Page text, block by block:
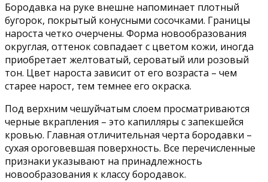
Бородавка на руке внешне напоминает плотный
бугорок, покрытый конусными сосочками. Границы
нароста четко очерчены. Форма новообразования
округлая, оттенок совпадает с цветом кожи, иногда
приобретает желтоватый, сероватый или розовый
тон. Цвет нароста зависит от его возраста – чем
старее нарост, тем темнее его окраска.
Под верхним чешуйчатым слоем просматриваются
черные вкрапления – это капилляры с запекшейся
кровью. Главная отличительная черта бородавки –
сухая ороговевшая поверхность. Все перечисленные
признаки указывают на принадлежность
новообразования к классу бородавок.